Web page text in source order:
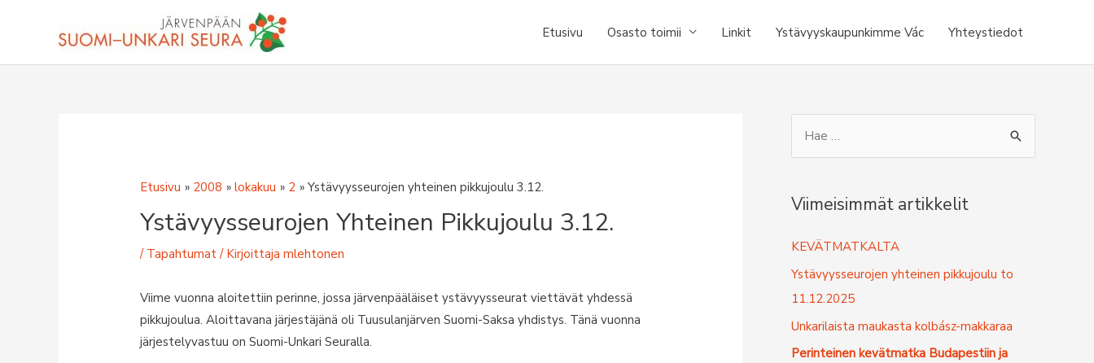
Etusivu Osasto toimii Linkit Ystävyyskaupunkimme Vác Yhteystiedot
Etusivu 2008 lokakuu 2 Ystävyysseurojen yhteinen pikkujoulu 3.12.
Ystävyysseurojen Yhteinen Pikkujoulu 3.12.
/ Tapahtumat/ Kirjoittajamlehtonen
Viime vuonna aloitettiin perinne, jossa järvenpääläiset ystävyysseurat viettävät yhdessä
pikkujoulua. Aloittavana järjestäjänä oli Tuusulanjärven Suomi-Saksa yhdistys. Tänä vuonna
järjestelyvastuu on Suomi-Unkari Seuralla.
r
h
f
o
r
:
Viimeisimmät artikkelit
KEVÄTMATKALTA
Ystävyysseurojen yhteinen pikkujoulu to
11.12.2025
Unkarilaista maukasta kolbász-makkaraa
Perinteinen kevätmatka Budapestiin ja